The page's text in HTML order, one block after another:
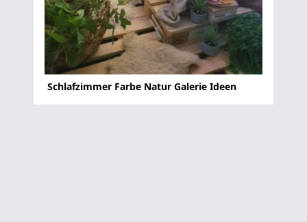
Schlafzimmer Farbe Natur Galerie Ideen